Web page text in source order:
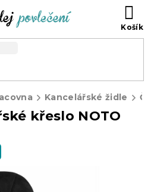
Kancelářské židle
křeslo NOTO